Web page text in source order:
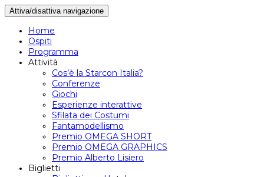
Attiva/disattiva navigazione
Home
Ospiti
Programma
Attività
Cos’è la Starcon Italia?
Conferenze
Giochi
Esperienze interattive
Sfilata dei Costumi
Fantamodellismo
Premio OMEGA SHORT
Premio OMEGA GRAPHICS
Premio Alberto Lisiero
Biglietti